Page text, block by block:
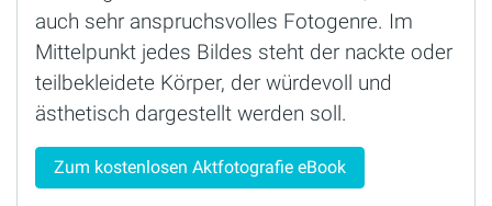
auch sehr anspruchsvolles Fotogenre. Im
Mittelpunkt jedes Bildes steht der nackte oder
teilbekleidete Körper, der würdevoll und
ästhetisch dargestellt werden soll.
Zum kostenlosen Aktfotografie eBook